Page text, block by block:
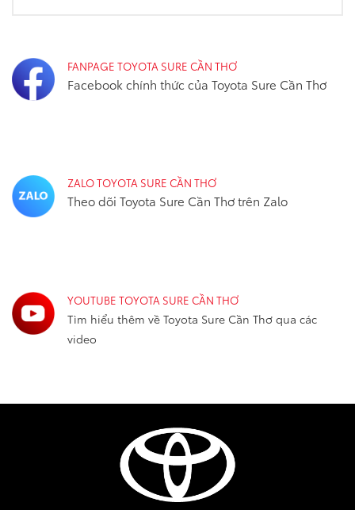
FANPAGE TOYOTA SURE CẦN THƠ
Facebook chính thức của Toyota Sure Cần Thơ
ZALO TOYOTA SURE CẦN THƠ
Theo dõi Toyota Sure Cần Thơ trên Zalo
YOUTUBE TOYOTA SURE CẦN THƠ
Tìm hiểu thêm về Toyota Sure Cần Thơ qua các
video